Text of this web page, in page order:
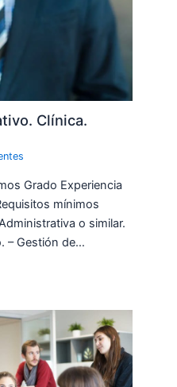
Clínica.
Grado Experiencia
mínimos
o similar.
– Gestión de…